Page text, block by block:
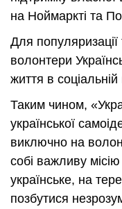
на Ноймаркті та
Для популяризації
волонтери
життя в
Таким чином,
української
виключно на
собі важливу
українське, на
позбутися